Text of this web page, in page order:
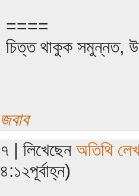
====
চিত্ত থাকুক সমুন্নত,
জবাব
৭ | লিখেছেন অতিথি
৪:১২পূর্বাহ্ন)